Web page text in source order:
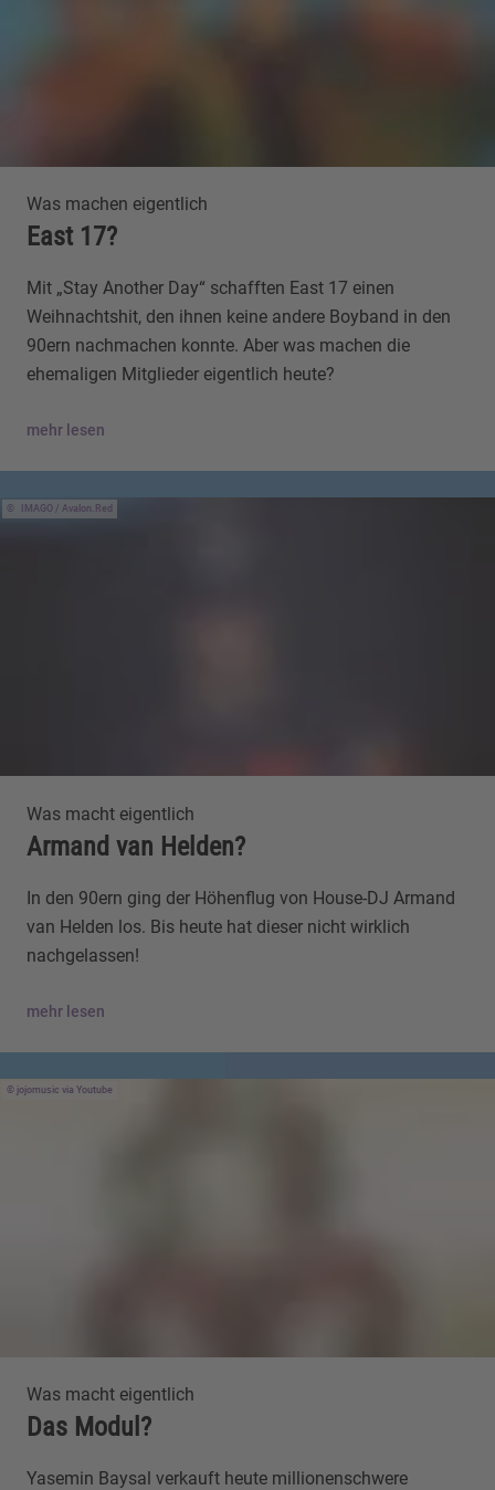
Was machen eigentlich
East 17?
Mit „Stay Another Day“ schafften East 17 einen
Weihnachtshit, den ihnen keine andere Boyband in den
90ern nachmachen konnte. Aber was machen die
ehemaligen Mitglieder eigentlich heute?
mehr lesen
IMAGO / Avalon.Red
Was macht eigentlich
Armand van Helden?
In den 90ern ging der Höhenflug von House-DJ Armand
van Helden los. Bis heute hat dieser nicht wirklich
nachgelassen!
mehr lesen
jojomusic via Youtube
Was macht eigentlich
Das Modul?
Yasemin Baysal verkauft heute millionenschwere